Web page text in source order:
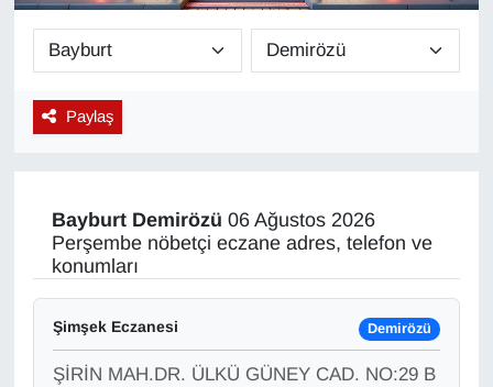
Paylaş
Bayburt Demirözü 06 Ağustos 2026
Perşembe nöbetçi eczane adres, telefon ve
konumları
Şimşek Eczanesi Demirözü
ŞİRİN MAH.DR. ÜLKÜ GÜNEY CAD. NO:29 B
Diğer
DÜNYA
EKONOMİ
Eleman
Emlak
En çok konuşulanlar